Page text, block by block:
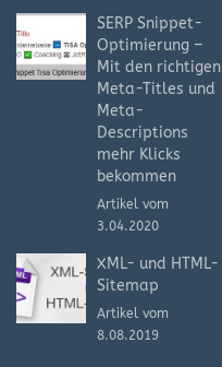
SERP Snippet-
Optimierung –
Mit den richtigen
Meta-Titles und
Meta-
Descriptions
mehr Klicks
bekommen
Artikel vom
3.04.2020
XML- und HTML-
Sitemap
Artikel vom
8.08.2019